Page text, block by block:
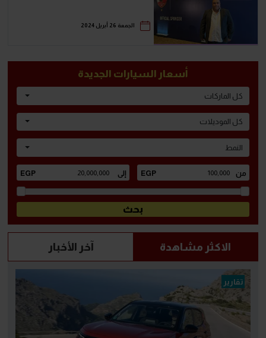
الجمعة 26 أبريل 2024
أسعار السيارات الجديدة
كل الماركات
كل الموديلات
النمط
الاكثر مشاهدة آخر الأخبار
تقارير